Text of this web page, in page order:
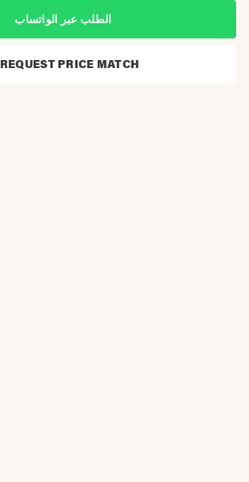
الطلب عبر الواتساب
REQUEST PRICE MATCH